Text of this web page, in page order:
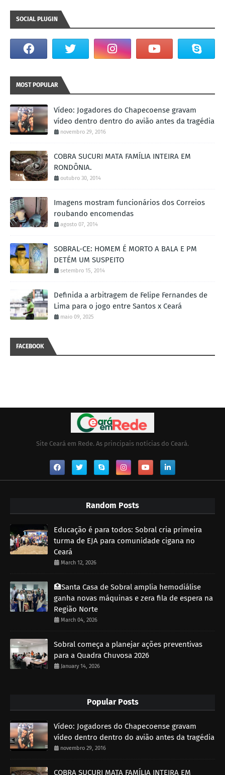
SOCIAL PLUGIN
MOST POPULAR
Vídeo: Jogadores do Chapecoense gravam
vídeo dentro dentro do avião antes da tragédia
novembro 29, 2016
COBRA SUCURI MATA FAMÍLIA INTEIRA EM
RONDÔNIA.
outubro 30, 2014
Imagens mostram funcionários dos Correios
roubando encomendas
agosto 07, 2014
SOBRAL-CE: HOMEM É MORTO A BALA E PM
DETÉM UM SUSPEITO
setembro 15, 2014
Definida a arbitragem de Felipe Fernandes de
Lima para o jogo entre Santos x Ceará
maio 09, 2025
FACEBOOK
Site Ceará em Rede. As principais notícias do Ceará.
Random Posts
Educação é para todos: Sobral cria primeira
turma de EJA para comunidade cigana no
Ceará
March 12, 2026
🏥Santa Casa de Sobral amplia hemodiálise
ganha novas máquinas e zera fila de espera na
Região Norte
March 04, 2026
Sobral começa a planejar ações preventivas
para a Quadra Chuvosa 2026
January 14, 2026
Popular Posts
Vídeo: Jogadores do Chapecoense gravam
vídeo dentro dentro do avião antes da tragédia
novembro 29, 2016
COBRA SUCURI MATA FAMÍLIA INTEIRA EM